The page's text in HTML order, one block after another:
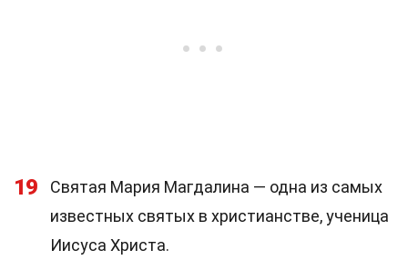
19
Святая Мария Магдалина — одна из самых
известных святых в христианстве, ученица
Иисуса Христа.